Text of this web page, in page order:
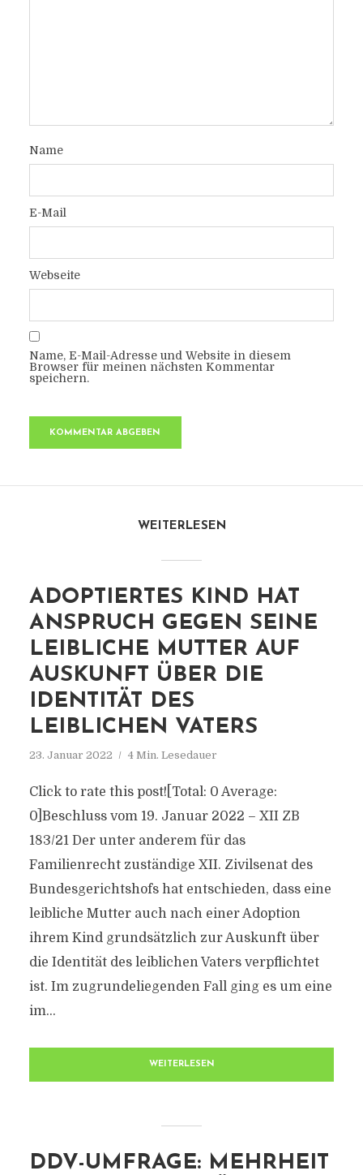
Name
E-Mail
Webseite
Name, E-Mail-Adresse und Website in diesem
Browser für meinen nächsten Kommentar
speichern.
WEITERLESEN
ADOPTIERTES KIND HAT
ANSPRUCH GEGEN SEINE
LEIBLICHE MUTTER AUF
AUSKUNFT ÜBER DIE
IDENTITÄT DES
LEIBLICHEN VATERS
23. Januar 2022 4 Min. Lesedauer
Click to rate this post![Total: 0 Average:
0]Beschluss vom 19. Januar 2022 – XII ZB
183/21 Der unter anderem für das
Familienrecht zuständige XII. Zivilsenat des
Bundesgerichtshofs hat entschieden, dass eine
leibliche Mutter auch nach einer Adoption
ihrem Kind grundsätzlich zur Auskunft über
die Identität des leiblichen Vaters verpflichtet
ist. Im zugrundeliegenden Fall ging es um eine
im...
WEITERLESEN
DDV-UMFRAGE: MEHRHEIT